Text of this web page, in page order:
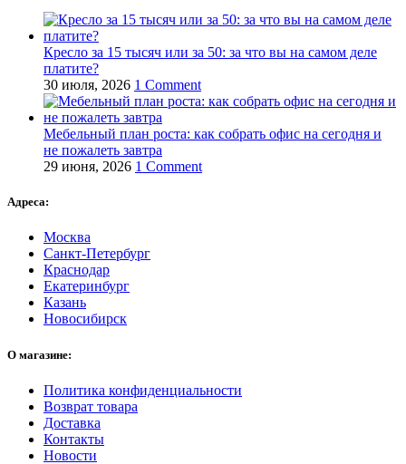
Кресло за 15 тысяч или за 50: за что вы на самом деле
платите?
30 июля, 2026 1 Comment
Мебельный план роста: как собрать офис на сегодня и
не пожалеть завтра
29 июня, 2026 1 Comment
Адреса:
Москва
Санкт-Петербург
Краснодар
Екатеринбург
Казань
Новосибирск
О магазине:
Политика конфиденциальности
Возврат товара
Доставка
Контакты
Новости